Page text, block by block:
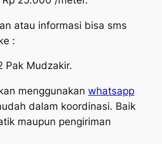
atau informasi bisa sms
:
Pak Mudzakir.
menggunakan whatsapp
dalam koordinasi. Baik
maupun pengiriman